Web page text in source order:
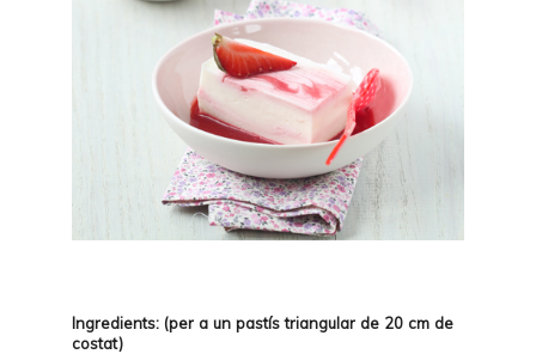
Ingredients: (per a un pastís triangular de 20 cm de
costat)